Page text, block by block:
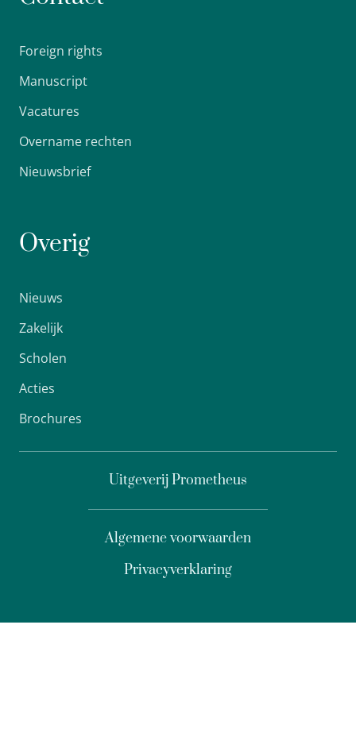
Foreign rights
Manuscript
Vacatures
Overname rechten
Nieuwsbrief
Overig
Nieuws
Zakelijk
Scholen
Acties
Brochures
Uitgeverij Prometheus
Privacyverklaring
Algemene voorwaarden